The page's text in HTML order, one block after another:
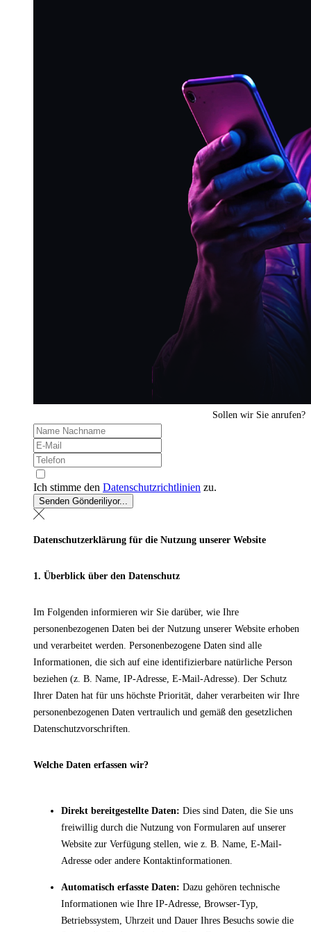
Sollen wir Sie anrufen?
Ich stimme den Datenschutzrichtlinien zu.
Senden Gönderiliyor...
Datenschutzerklärung für die Nutzung unserer Website
1. Überblick über den Datenschutz
Im Folgenden informieren wir Sie darüber, wie Ihre
personenbezogenen Daten bei der Nutzung unserer Website erhoben
und verarbeitet werden. Personenbezogene Daten sind alle
Informationen, die sich auf eine identifizierbare natürliche Person
beziehen (z. B. Name, IP-Adresse, E-Mail-Adresse). Der Schutz
Ihrer Daten hat für uns höchste Priorität, daher verarbeiten wir Ihre
personenbezogenen Daten vertraulich und gemäß den gesetzlichen
Datenschutzvorschriften.
Welche Daten erfassen wir?
Direkt bereitgestellte Daten: Dies sind Daten, die Sie uns
freiwillig durch die Nutzung von Formularen auf unserer
Website zur Verfügung stellen, wie z. B. Name, E-Mail-
Adresse oder andere Kontaktinformationen.
Automatisch erfasste Daten: Dazu gehören technische
Informationen wie Ihre IP-Adresse, Browser-Typ,
Betriebssystem, Uhrzeit und Dauer Ihres Besuchs sowie die